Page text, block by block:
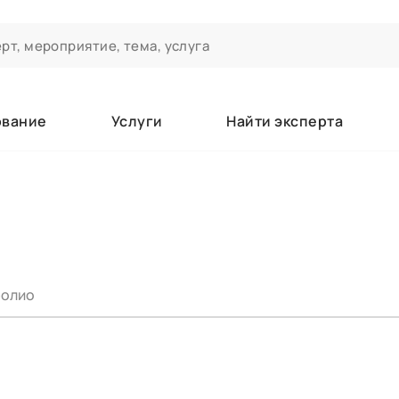
Услуги Найти эксперта
вы зачисляетесь/уже зачислены в качестве